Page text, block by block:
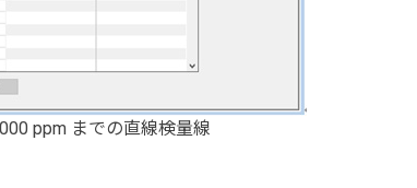
ppm までの直線検量線